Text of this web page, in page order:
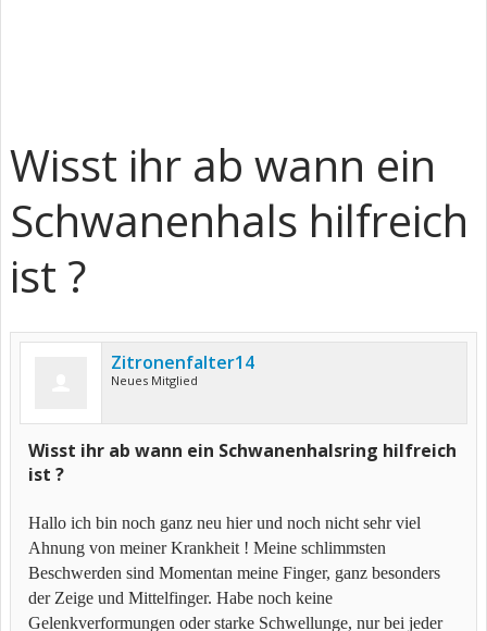
Wisst ihr ab wann ein
Schwanenhals hilfreich
ist ?
Zitronenfalter14
Neues Mitglied
Wisst ihr ab wann ein Schwanenhalsring hilfreich
ist ?
Hallo ich bin noch ganz neu hier und noch nicht sehr viel
Ahnung von meiner Krankheit ! Meine schlimmsten
Beschwerden sind Momentan meine Finger, ganz besonders
der Zeige und Mittelfinger. Habe noch keine
Gelenkverformungen oder starke Schwellunge, nur bei jeder